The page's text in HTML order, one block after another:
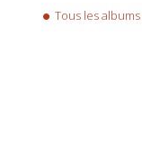
Tous les albums